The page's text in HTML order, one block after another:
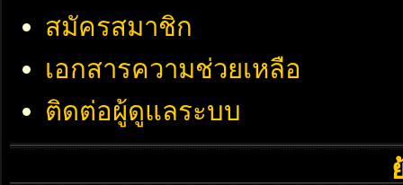
สมัครสมาชิก
เอกสารความช่วยเหลือ
ติดต่อผู้ดูแลระบบ